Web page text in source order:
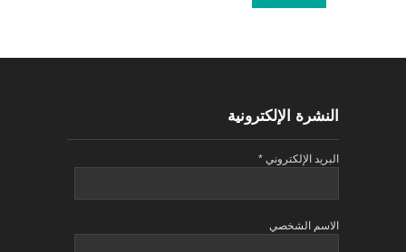
النشرة الإلكترونية
البريد الإلكتروني *
الاسم الشخصي